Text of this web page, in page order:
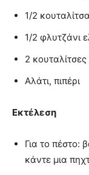
1/2
1/2 φλυτζάνι
2
Αλάτι, πιπέρι
Εκτέλεση
Για το πέστο:
κάντε μια